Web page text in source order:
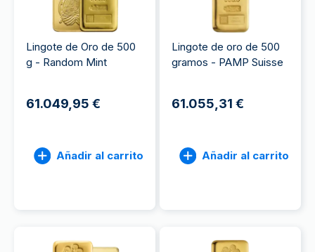
Lingote de Oro de 500
g - Random Mint
61.049,95 €
Añadir al carrito
Lingote de oro de 500
gramos - PAMP Suisse
61.055,31 €
Añadir al carrito